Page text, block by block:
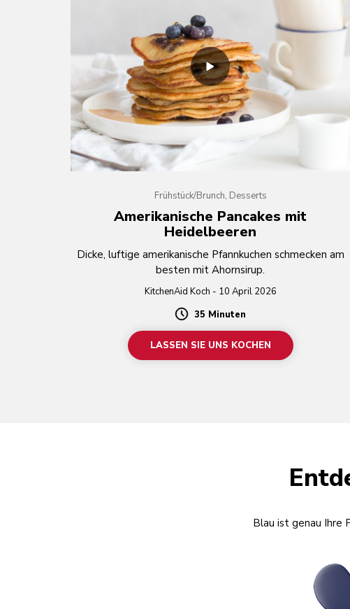
Frühstück/Brunch, Desserts
Amerikanische Pancakes mit
Heidelbeeren
Dicke, luftige amerikanische Pfannkuchen schmecken am
besten mit Ahornsirup.
KitchenAid Koch - 10 April 2026
Duration
35 Minuten
LASSEN SIE UNS KOCHEN
Blau ist genau Ihre